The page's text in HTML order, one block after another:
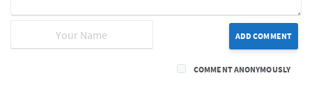
ADD COMMENT
COMMENT ANONYMOUSLY